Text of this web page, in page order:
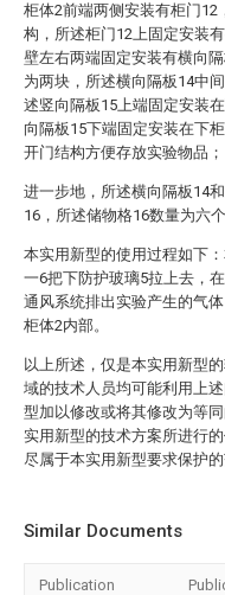
柜体2前端两侧安装有柜门12
构，所述柜门12上固定安装
壁左右两端固定安装有横向
为两块，所述横向隔板14中
述竖向隔板15上端固定安装
向隔板15下端固定安装在下
开门结构方便存放实验物品；
进一步地，所述横向隔板14
16，所述储物格16数量为六
本实用新型的使用过程如下
一6把下防护玻璃5拉上去，
通风系统排出实验产生的气
柜体2内部。
以上所述，仅是本实用新型
域的技术人员均可能利用上
型加以修改或将其修改为等
实用新型的技术方案所进行
尽属于本实用新型要求保护的
Similar Documents
Publication